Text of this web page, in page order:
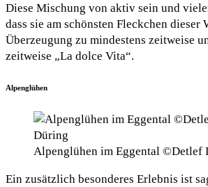
Diese Mischung von aktiv sein und
dass sie am schönsten Fleckchen
Überzeugung zu mindestens zeitweise
zeitweise „La dolce Vita“.
Alpenglühen
Alpenglühen im Eggental ©Detlef
Ein zusätzlich besonderes Erlebnis ist